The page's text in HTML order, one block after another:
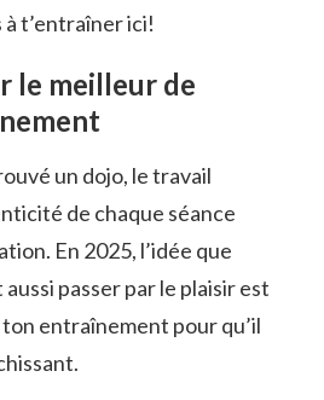
t’entraîner ici!
le meilleur de
un dojo, le travail
de chaque séance
En 2025, l’idée que
passer par le plaisir est
entraînement pour qu’il